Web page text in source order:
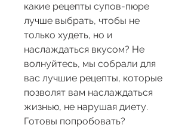
какие рецепты супов-пюре
лучше выбрать, чтобы не
только худеть, но и
наслаждаться вкусом? Не
волнуйтесь, мы собрали для
вас лучшие рецепты, которые
позволят вам наслаждаться
жизнью, не нарушая диету.
Готовы попробовать?